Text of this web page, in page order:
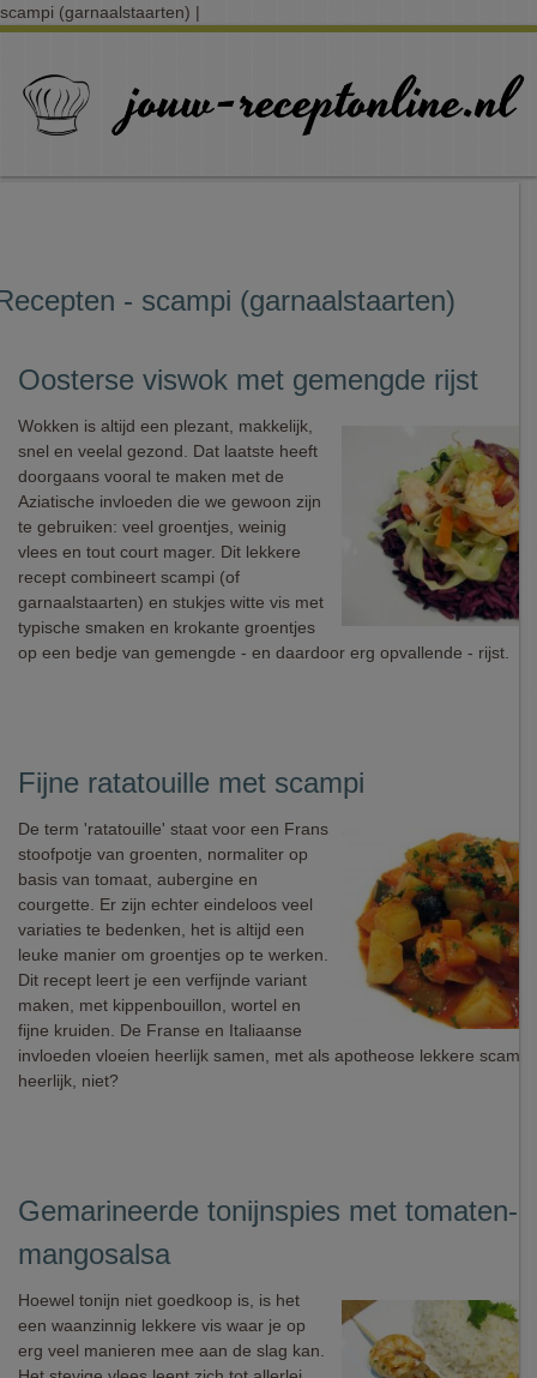
scampi (garnaalstaarten) |
- scampi (garnaalstaarten)
Oosterse viswok met gemengde rijst
Wokken is altijd een plezant, makkelijk,
snel en veelal gezond. Dat laatste heeft
doorgaans vooral te maken met de
Aziatische invloeden die we gewoon zijn
te gebruiken: veel groentjes, weinig
vlees en tout court mager. Dit lekkere
recept combineert scampi (of
garnaalstaarten) en stukjes witte vis met
typische smaken en krokante groentjes
op een bedje van gemengde - en daardoor erg opvallende - rijst.
Fijne ratatouille met scampi
De term 'ratatouille' staat voor een Frans
stoofpotje van groenten, normaliter op
basis van tomaat, aubergine en
courgette. Er zijn echter eindeloos veel
variaties te bedenken, het is altijd een
leuke manier om groentjes op te werken.
Dit recept leert je een verfijnde variant
maken, met kippenbouillon, wortel en
fijne kruiden. De Franse en Italiaanse
invloeden vloeien heerlijk samen, met als apotheose lekkere
heerlijk, niet?
Gemarineerde tonijnspies met tomaten-
mangosalsa
Hoewel tonijn niet goedkoop is, is het
een waanzinnig lekkere vis waar je op
erg veel manieren mee aan de slag kan.